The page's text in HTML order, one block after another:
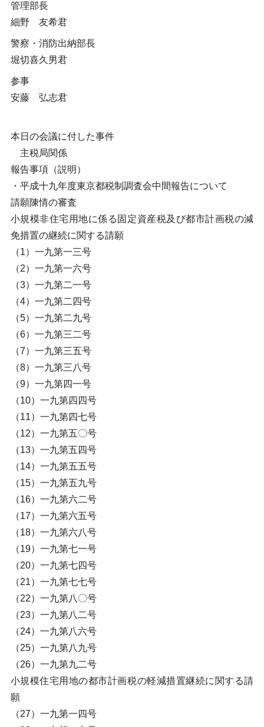
管理部長
細野 友希君
警察・消防出納部長
堀切喜久男君
参事
安藤 弘志君
本日の会議に付した事件
主税局関係
報告事項（説明）
・平成十九年度東京都税制調査会中間報告について
請願陳情の審査
小規模非住宅用地に係る固定資産税及び都市計画税の減
免措置の継続に関する請願
（1）一九第一三号
（2）一九第一六号
（3）一九第二一号
（4）一九第二四号
（5）一九第二九号
（6）一九第三二号
（7）一九第三五号
（8）一九第三八号
（9）一九第四一号
（10）一九第四四号
（11）一九第四七号
（12）一九第五〇号
（13）一九第五四号
（14）一九第五五号
（15）一九第五九号
（16）一九第六二号
（17）一九第六五号
（18）一九第六八号
（19）一九第七一号
（20）一九第七四号
（21）一九第七七号
（22）一九第八〇号
（23）一九第八二号
（24）一九第八六号
（25）一九第八九号
（26）一九第九二号
小規模住宅用地の都市計画税の軽減措置継続に関する請
願
（27）一九第一四号